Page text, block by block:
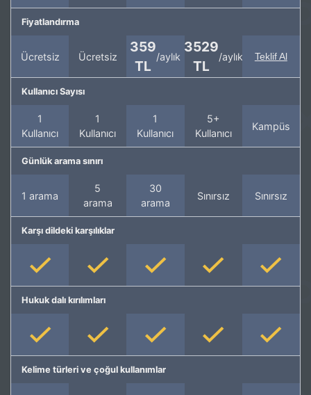
Fiyatlandırma
Ücretsiz Ücretsiz
359
TL
/aylık
3529
TL
/aylık Teklif Al
Kullanıcı Sayısı
1
Kullanıcı
1
Kullanıcı
1
Kullanıcı
5+
Kullanıcı
Kampüs
Günlük arama sınırı
1 arama
5
arama
30
arama
Sınırsız Sınırsız
Karşı dildeki karşılıklar
Hukuk dalı kırılımları
Kelime türleri ve çoğul kullanımlar